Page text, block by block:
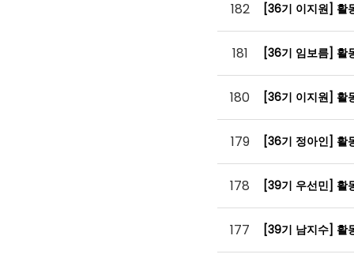
182 [36기 이지원] 활
181 [36기 임보름] 활
180 [36기 이지원] 활
179 [36기 정아인] 활
178 [39기 우선민] 활
177 [39기 남지수] 활